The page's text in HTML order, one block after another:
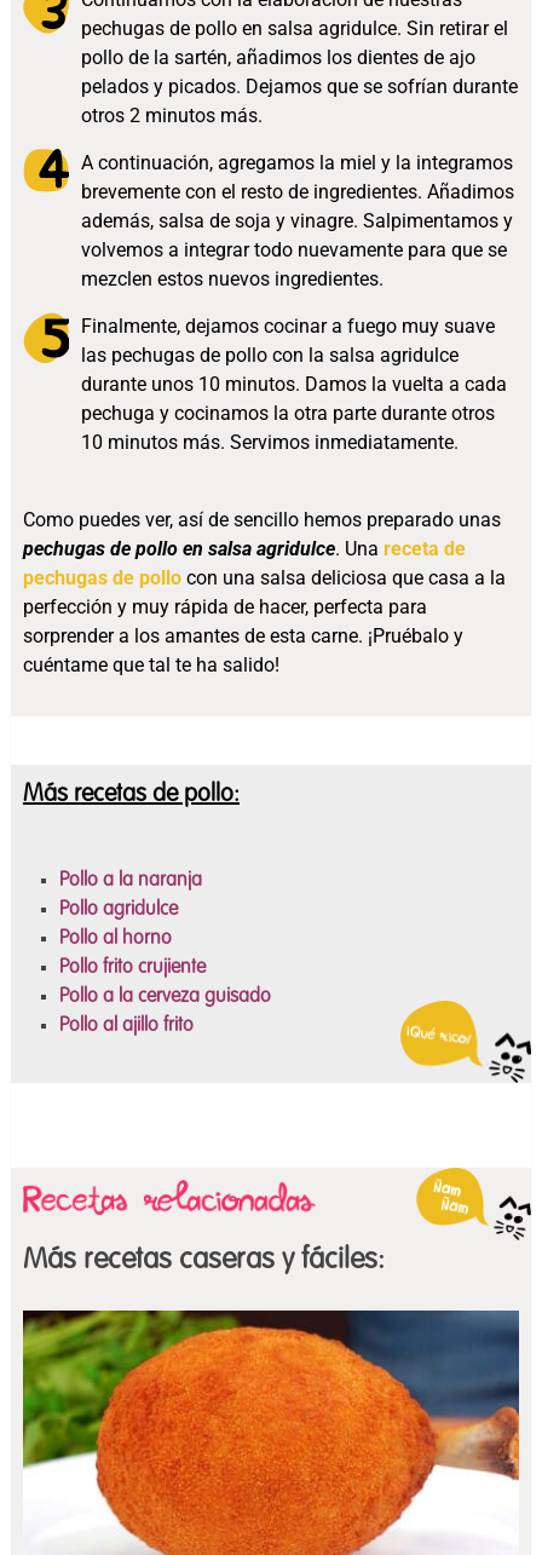
pechugas de pollo en salsa agridulce. Sin retirar el
pollo de la sartén, añadimos los dientes de ajo
pelados y picados. Dejamos que se sofrían durante
otros 2 minutos más.
A continuación, agregamos la miel y la integramos
brevemente con el resto de ingredientes. Añadimos
además, salsa de soja y vinagre. Salpimentamos y
volvemos a integrar todo nuevamente para que se
mezclen estos nuevos ingredientes.
Finalmente, dejamos cocinar a fuego muy suave
las pechugas de pollo con la salsa agridulce
durante unos 10 minutos. Damos la vuelta a cada
pechuga y cocinamos la otra parte durante otros
10 minutos más. Servimos inmediatamente.
Como puedes ver, así de sencillo hemos preparado unas
pechugas de pollo en salsa agridulce. Una receta de
pechugas de pollocon una salsa deliciosa que casa a la
perfección y muy rápida de hacer, perfecta para
sorprender a los amantes de esta carne. ¡Pruébalo y
cuéntame que tal te ha salido!
Más recetas de pollo:
Pollo a la naranja
Pollo agridulce
Pollo al horno
Pollo frito crujiente
Pollo a la cerveza guisado
Pollo al ajillo frito
Más recetas caseras y fáciles: